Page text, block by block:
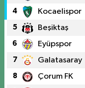
4 Kocaelispor
5 Beşiktaş
6 Eyüpspor
7 Galatasaray
8 Çorum FK